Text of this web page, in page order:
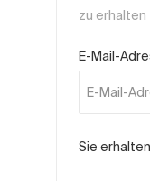
zu erhalten
E-Mail-
Sie